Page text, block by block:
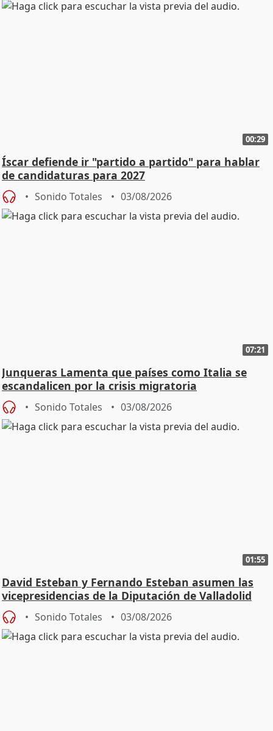
00:29
Íscar defiende ir "partido a partido" para hablar
de candidaturas para 2027
Sonido Totales 03/08/2026
07:21
Junqueras Lamenta que países como Italia se
escandalicen por la crisis migratoria
Sonido Totales 03/08/2026
01:55
David Esteban y Fernando Esteban asumen las
vicepresidencias de la Diputación de Valladolid
Sonido Totales 03/08/2026